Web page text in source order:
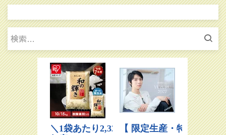
検
索: